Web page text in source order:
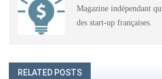
Magazine indépendant
des start-up françaises.
RELATED POSTS